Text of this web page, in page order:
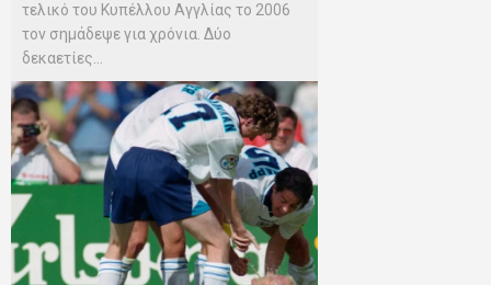
τελικό του Κυπέλλου Αγγλίας το 2006
τον σημάδεψε για χρόνια. Δύο
δεκαετίες...